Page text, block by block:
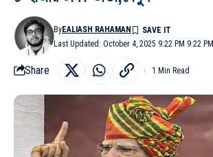
Last Updated: October 4, 2025 9:22 PM 9:22 PM
ByEALIASH RAHAMAN
Share 1 Min Read